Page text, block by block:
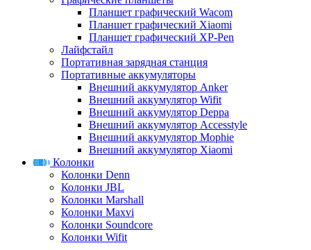
Планшет графический Wacom
Планшет графический Xiaomi
Планшет графический XP-Pen
Лайфстайл
Портативная зарядная станция
Портативные аккумуляторы
Внешний аккумулятор Anker
Внешний аккумулятор Wifit
Внешний аккумулятор Deppa
Внешний аккумулятор Accesstyle
Внешний аккумулятор Mophie
Внешний аккумулятор Xiaomi
Колонки
Колонки Denn
Колонки JBL
Колонки Marshall
Колонки Maxvi
Колонки Soundcore
Колонки Wifit